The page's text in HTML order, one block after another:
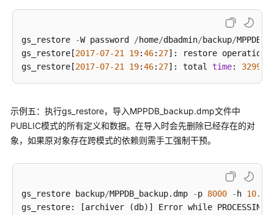
示
例
错
码
参
考
常
问
题
gs_restore -W password /home/dbadmin/backup/
gs_restore[2017-07-21 19:46: 27]: restore operation
gs_restore[2017-07-21 19:46: 27]: total time: 32993
示例五：执行gs_restore，导入MPPDB_backup.dmp文件中
PUBLIC模式的所有定义和数据。在导入时会先删除已经存在的对
象，如果原对象存在跨模式的依赖则需手工强制干预。
gs_restore backup/MPPDB_backup.dmp -p 8000 - h 10.10
gs_restore: [archiver (db)] Error while PROCESSING